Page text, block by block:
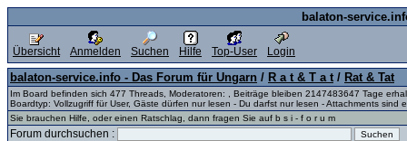
balaton-
Übersicht Anmelden Suchen Hilfe Top-User Login
balaton-service.info - Das Forum für Ungarn / R a t & T a t / Rat & Tat
Im Board befinden sich 477 Threads, Moderatoren: , Beiträge bleiben 2147483647 Tage
Boardtyp: Vollzugriff für User, Gäste dürfen nur lesen - Du darfst nur lesen - Attachments sind
Sie brauchen Hilfe, oder einen Ratschlag, dann fragen Sie auf b s i - f o r u m
Forum durchsuchen :